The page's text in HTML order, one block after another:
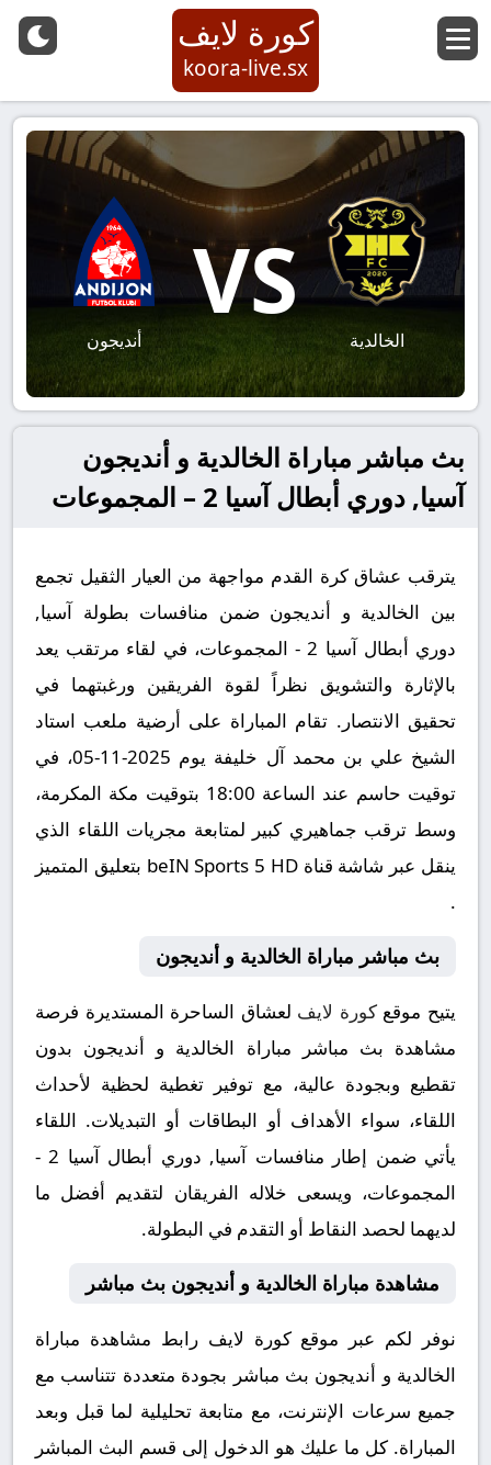
كورة لايف
koora-live.sx
الخالدية
VS
أنديجون
بث مباشر مباراة الخالدية و أنديجون
آسيا, دوري أبطال آسيا 2 – المجموعات
يترقب عشاق كرة القدم مواجهة من العيار الثقيل تجمع
بين الخالدية و أنديجون ضمن منافسات بطولة آسيا,
دوري أبطال آسيا 2 - المجموعات، في لقاء مرتقب يعد
بالإثارة والتشويق نظراً لقوة الفريقين ورغبتهما في
تحقيق الانتصار. تقام المباراة على أرضية ملعب استاد
الشيخ علي بن محمد آل خليفة يوم 2025-11-05، في
توقيت حاسم عند الساعة 18:00 بتوقيت مكة المكرمة،
وسط ترقب جماهيري كبير لمتابعة مجريات اللقاء الذي
ينقل عبر شاشة قناة beIN Sports 5 HD بتعليق المتميز
.
بث مباشر مباراة الخالدية و أنديجون
يتيح موقعكورة لايف لعشاق الساحرة المستديرة فرصة
مشاهدة بث مباشر مباراة الخالدية و أنديجون بدون
تقطيع وبجودة عالية، مع توفير تغطية لحظية لأحداث
اللقاء، سواء الأهداف أو البطاقات أو التبديلات. اللقاء
يأتي ضمن إطار منافسات آسيا, دوري أبطال آسيا 2 -
المجموعات، ويسعى خلاله الفريقان لتقديم أفضل ما
لديهما لحصد النقاط أو التقدم في البطولة.
مشاهدة مباراة الخالدية و أنديجون بث مباشر
نوفر لكم عبر موقع كورة لايف رابط مشاهدة مباراة
الخالدية و أنديجون بث مباشر بجودة متعددة تتناسب مع
جميع سرعات الإنترنت، مع متابعة تحليلية لما قبل وبعد
المباراة. كل ما عليك هو الدخول إلى قسم البث المباشر